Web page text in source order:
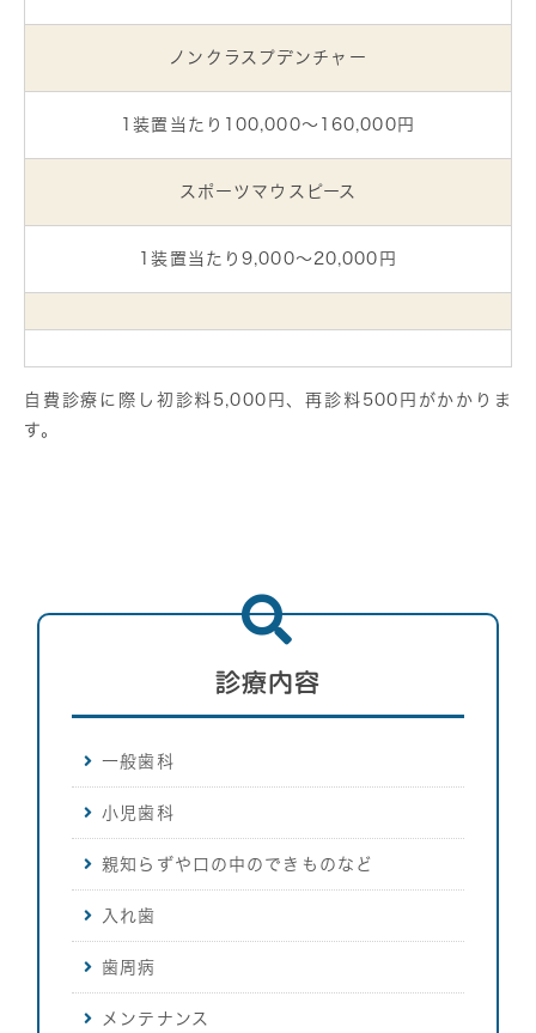
ノンクラスプデンチャー
1装置当たり100,000～160,000円
スポーツマウスピース
1装置当たり9,000～20,000円
自費診療に際し初診料5,000円、再診料500円がかかりま
す。
診療内容
一般歯科
小児歯科
親知らずや口の中のできものなど
入れ歯
歯周病
メンテナンス